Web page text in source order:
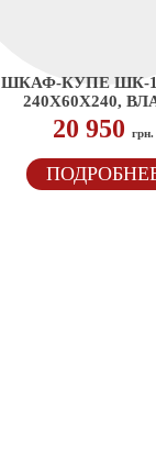
ШКАФ-КУПЕ ШК-
240Х60Х240,
20 950 грн.